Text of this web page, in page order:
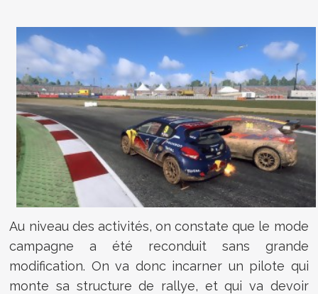
Au niveau des activités, on constate que le mode
campagne a été reconduit sans grande
modification. On va donc incarner un pilote qui
monte sa structure de rallye, et qui va devoir